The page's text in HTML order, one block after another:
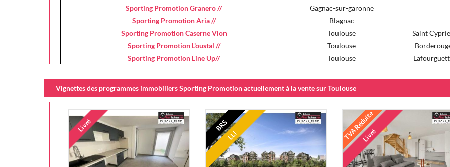
Sporting Promotion Granero //
Gagnac-sur-garonne
Sporting Promotion Aria //
Blagnac
Sporting Promotion Caserne Vion
Toulouse
Saint
Sporting Promotion L'oustal //
Toulouse
Sporting Promotion Line Up//
Toulouse
Vignettes des programmes immobiliers Sporting Promotion actuellement à la vente sur Toulouse
Livré BRS
LLI TVA Réduite
Livré